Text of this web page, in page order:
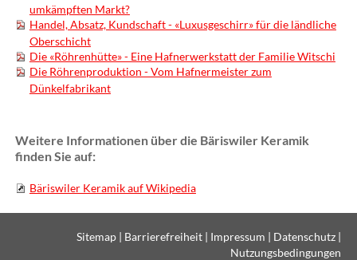
umkämpften Markt?
Handel, Absatz, Kundschaft - «Luxusgeschirr» für die ländliche
Oberschicht
Die «Röhrenhütte» - Eine Hafnerwerkstatt der Familie Witschi
Die Röhrenproduktion - Vom Hafnermeister zum
Dünkelfabrikant
Weitere Informationen über die Bäriswiler Keramik
finden Sie auf:
Bäriswiler Keramik auf Wikipedia
Sitemap Barrierefreiheit Impressum Datenschutz
Nutzungsbedingungen